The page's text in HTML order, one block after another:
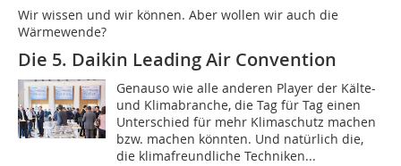
Wir wissen und wir können. Aber wollen wir auch die
Wärmewende?
Die 5. Daikin Leading Air Convention
Genauso wie alle anderen Player der Kälte-
und Klimabranche, die Tag für Tag einen
Unterschied für mehr Klimaschutz machen
bzw. machen könnten. Und natürlich die,
die klimafreundliche Techniken...